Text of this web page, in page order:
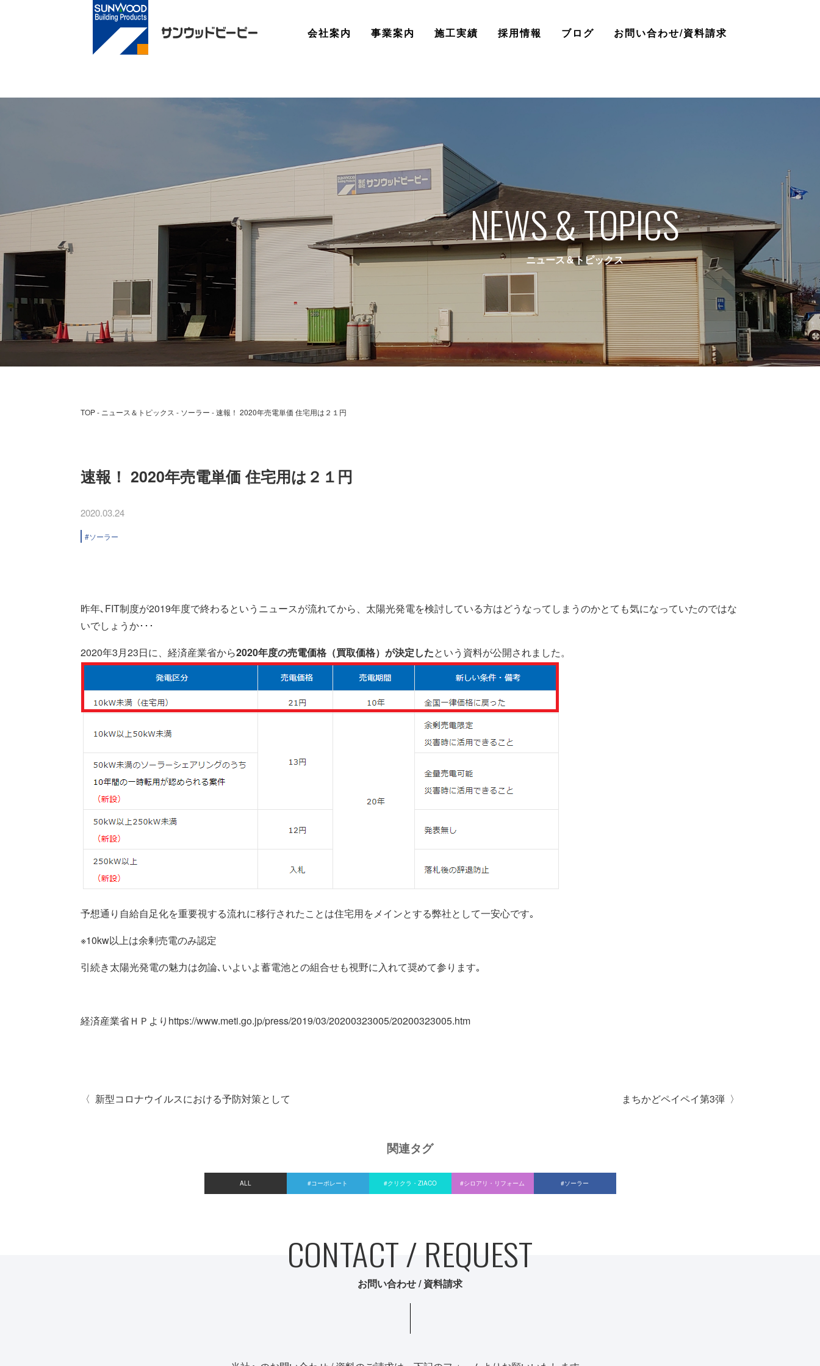
会社案内 事業案内 施工実績 採用情報 ブログ お問い合わせ/資料請求
NEWS & TOPICS
ニュース＆トピックス
TOP ニュース＆トピックス ソーラー 速報！ 2020年売電単価 住宅用は２１円
速報！ 2020年売電単価 住宅用は２１円
2020.03.24
ソーラー
昨年､FIT制度が2019年度で終わるというニュースが流れてから、太陽光発電を検討している方はどうなってしまうのかとても気になっていたのではな
いでしょうか･･･
2020年3月23日に、経済産業省から2020年度の売電価格（買取価格）が決定したという資料が公開されました。
予想通り自給自足化を重要視する流れに移行されたことは住宅用をメインとする弊社として一安心です｡
※10kw以上は余剰売電のみ認定
引続き太陽光発電の魅力は勿論､いよいよ蓄電池との組合せも視野に入れて奨めて参ります｡
経済産業省ＨＰより https://www.meti.go.jp/press/2019/03/20200323005/20200323005.htm
新型コロナウイルスにおける予防対策として まちかどペイペイ第3弾
関連タグ
ALL #コーポレート #クリクラ・ZIACO #シロアリ・リフォーム #ソーラー
CONTACT / REQUEST
お問い合わせ / 資料請求